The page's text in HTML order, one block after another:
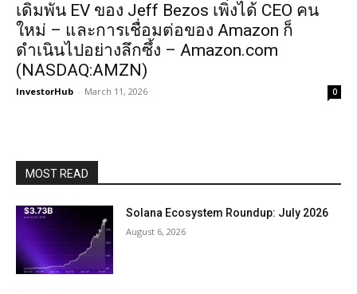
เดิมพัน EV ของ Jeff Bezos เพิ่งได้ CEO คน
ใหม่ – และการเชื่อมต่อของ Amazon ก็
ดำเนินไปอย่างลึกซึ้ง – Amazon.com
(NASDAQ:AMZN)
InvestorHub - March 11, 2026 0
MOST READ
Solana Ecosystem Roundup: July 2026
August 6, 2026